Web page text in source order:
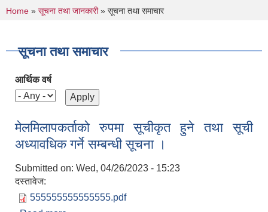
You are here
Home » सूचना तथा जानकारी» सूचना तथा समाचार
सूचना तथा समाचार
आर्थिक वर्ष
मेलमिलापकर्ताको रुपमा सूचीकृत हुने तथा सूची
अध्यावधिक गर्ने सम्बन्धी सूचना ।
Submitted on: Wed, 04/26/2023 - 15:23
दस्तावेज:
555555555555555.pdf